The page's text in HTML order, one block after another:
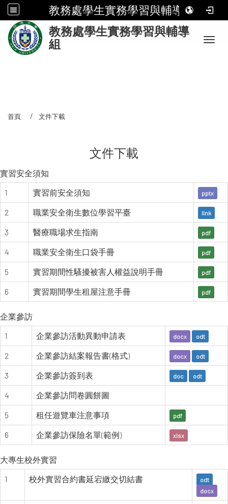
教務處學生實務學習與輔導組
教務處學生實務學習與輔導
組
首頁 文件下載
文件下載
實習安全須知
1
實習前安全須知 pptx
2 職業安全衛生數位學習平臺 link
3 醫療職場求生指南 pdf
4 職業安全衛生口袋手冊 pdf
5 實習期間性騷擾被害人權益說明手冊 pdf
6 實習期間學生租屋注意手冊 pdf
企業參訪
1
企業參訪活動異動申請表 docx odt
2 企業參訪結案報告書(格式) docx odt
3 企業參訪簽到表 doc odt
4 企業參訪問卷圓餅圖
5 租任遊覽車注意事項 pdf
6 企業參訪保險名單(範例) xlsx
大專生校外實習
1
校外實習合約書延宕繳交切結書
odt
docx